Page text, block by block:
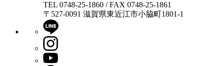
TEL 0748-25-1860 / FAX 0748-25-1861
〒527-0091 滋賀県東近江市小脇町1801-1